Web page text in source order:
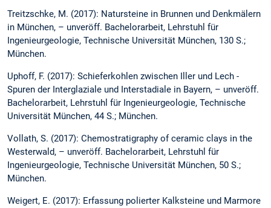
Treitzschke, M. (2017): Natursteine in Brunnen und Denkmälern
in München, – unveröff. Bachelorarbeit, Lehrstuhl für
Ingenieurgeologie, Technische Universität München, 130 S.;
München.
Uphoff, F. (2017): Schieferkohlen zwischen Iller und Lech -
Spuren der Interglaziale und Interstadiale in Bayern, – unveröff.
Bachelorarbeit, Lehrstuhl für Ingenieurgeologie, Technische
Universität München, 44 S.; München.
Vollath, S. (2017): Chemostratigraphy of ceramic clays in the
Westerwald, – unveröff. Bachelorarbeit, Lehrstuhl für
Ingenieurgeologie, Technische Universität München, 50 S.;
München.
Weigert, E. (2017): Erfassung polierter Kalksteine und Marmore